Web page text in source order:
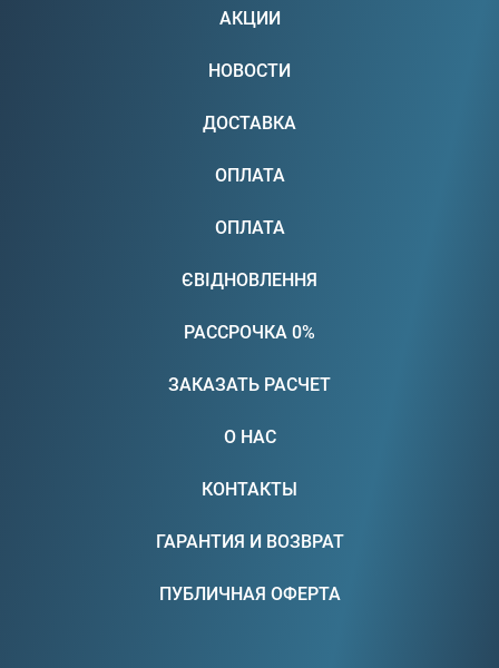
АКЦИИ
НОВОСТИ
ДОСТАВКА
ОПЛАТА
ОПЛАТА
ЄВІДНОВЛЕННЯ
РАССРОЧКА 0%
ЗАКАЗАТЬ РАСЧЕТ
О НАС
КОНТАКТЫ
ГАРАНТИЯ И ВОЗВРАТ
ПУБЛИЧНАЯ ОФЕРТА